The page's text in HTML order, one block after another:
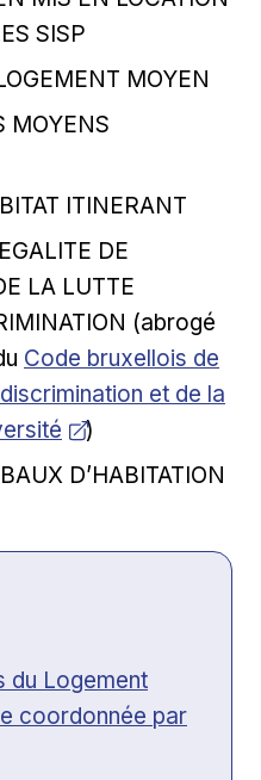
SISP
fenêtreMOYEN
fenêtre
MOYENS
fenêtre
ITINERANT
fenêtre
DE
LA LUTTE
(abrogé
Ouvrir dans une
Code bruxellois de
et de la
)
fenêtre
D’HABITATION
fenêtre
du Logement
coordonnée par